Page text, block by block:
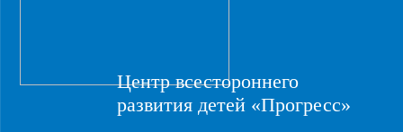
Центр всестороннего
развития детей «Прогресс»